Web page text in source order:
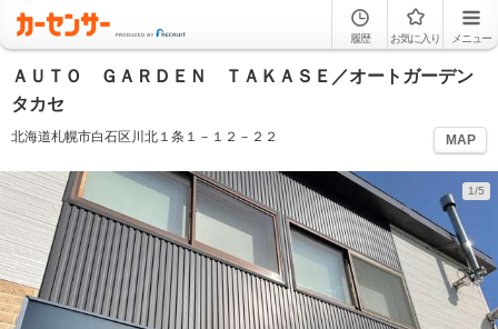
履歴 お気に入り メニュー
ＡＵＴＯ ＧＡＲＤＥＮ ＴＡＫＡＳＥ／オートガーデン
タカセ
北海道札幌市白石区川北１条１－１２－２２ MAP
1/5